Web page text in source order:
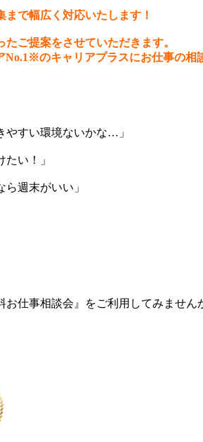
まで幅広く対応いたします！
ご提案をさせていただきます。
No.1※のキャリアプラスにお仕事の相
やすい環境ないかな…」
い！」
週末がいい」
仕事相談会』をご利用してみません